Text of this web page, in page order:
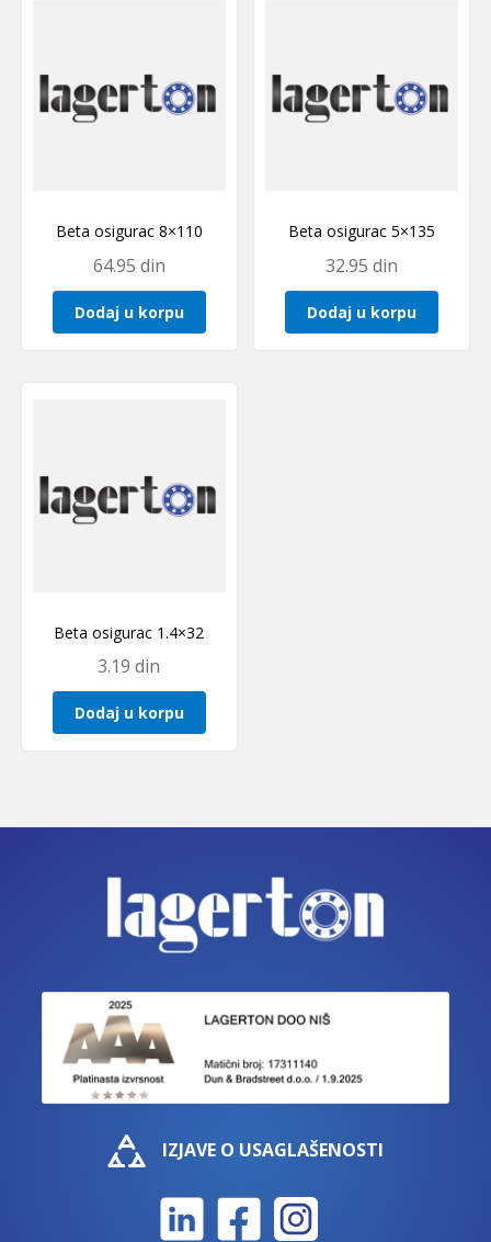
Beta osigurac 8×110
64.95 din
Dodaj u korpu
Beta osigurac 5×135
32.95din
Dodaj u korpu
Beta osigurac 1.4×32
3.19din
Dodaj u korpu
IZJAVE O USAGLAŠENOSTI